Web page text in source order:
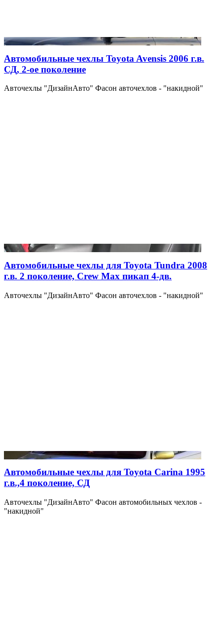
Автомобильные чехлы Toyota Avensis 2006 г.в.
СД, 2-ое поколение
Авточехлы "ДизайнАвто" Фасон авточехлов - "накидной"
Автомобильные чехлы для Toyota Tundra 2008
г.в. 2 поколение, Crew Max пикап 4-дв.
Авточехлы "ДизайнАвто" Фасон авточехлов - "накидной"
Автомобильные чехлы для Toyota Carina 1995
г.в.,4 поколение, СД
Авточехлы "ДизайнАвто" Фасон автомобильных чехлов -
"накидной"